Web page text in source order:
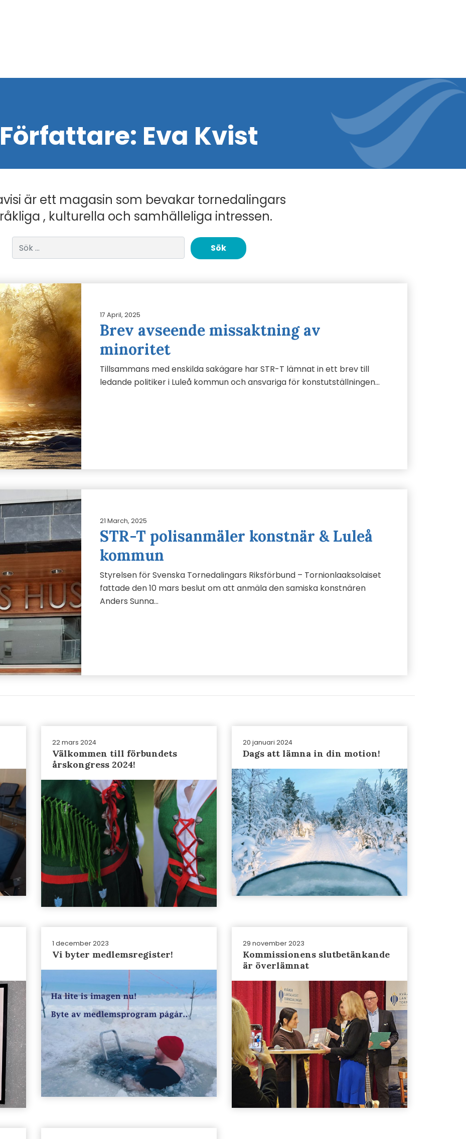
Författare: Eva Kvist
är ett magasin som bevakar tornedalingars
, kulturella och samhälleliga intressen.
17 April, 2025
Brev avseende missaktning av
minoritet
Tillsammans med enskilda sakägare har STR-T lämnat in ett brev till
ledande politiker i Luleå kommun och ansvariga för konstutställningen…
21 March, 2025
STR-T polisanmäler konstnär & Luleå
kommun
Styrelsen för Svenska Tornedalingars Riksförbund – Tornionlaaksolaiset
fattade den 10 mars beslut om att anmäla den samiska konstnären
Anders Sunna…
22 mars 2024
Välkommen till förbundets
årskongress 2024!
20 januari 2024
Dags att lämna in din motion!
1 december 2023
Vi byter medlemsregister!
29 november 2023
Kommissionens slutbetänkande
är överlämnat